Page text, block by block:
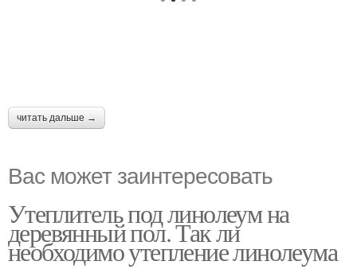
читать дальше →
Вас может заинтересовать
Утеплитель под линолеум на
деревянный пол. Так ли
необходимо утепление линолеума